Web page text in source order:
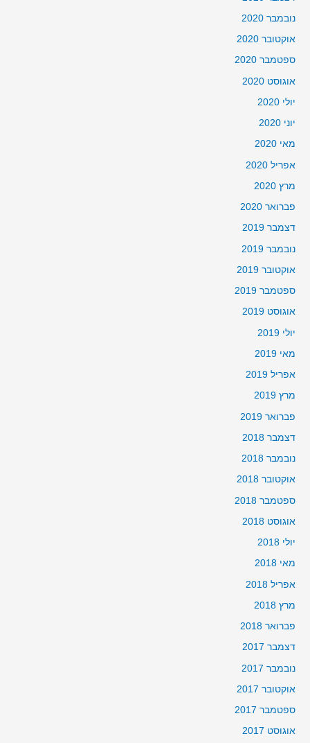
נובמבר 2020
אוקטובר 2020
ספטמבר 2020
אוגוסט 2020
יולי 2020
יוני 2020
מאי 2020
אפריל 2020
מרץ 2020
פברואר 2020
דצמבר 2019
נובמבר 2019
אוקטובר 2019
ספטמבר 2019
אוגוסט 2019
יולי 2019
מאי 2019
אפריל 2019
מרץ 2019
פברואר 2019
דצמבר 2018
נובמבר 2018
אוקטובר 2018
ספטמבר 2018
אוגוסט 2018
יולי 2018
מאי 2018
אפריל 2018
מרץ 2018
פברואר 2018
דצמבר 2017
נובמבר 2017
אוקטובר 2017
ספטמבר 2017
אוגוסט 2017